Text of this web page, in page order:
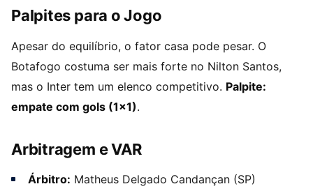
Palpites para o Jogo
Apesar do equilíbrio, o fator casa pode pesar. O
Botafogo costuma ser mais forte no Nilton Santos,
mas o Inter tem um elenco competitivo. Palpite:
empate com gols (1×1).
Arbitragem e VAR
Árbitro: Matheus Delgado Candançan (SP)